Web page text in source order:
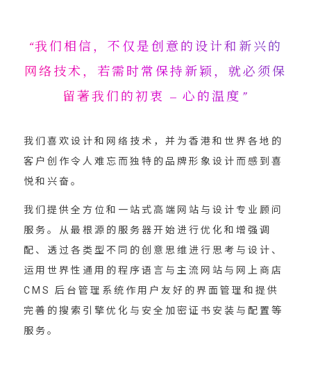
“我们相信，不仅是创意的设计和新兴的
网络技术，若需时常保持新颖，就必须保
留著我们的初衷 – 心的温度”
我们喜欢设计和网络技术，并为香港和世界各地的
客户创作令人难忘而独特的品牌形象设计而感到喜
悦和兴奋。
我们提供全方位和一站式高端网站与设计专业顾问
服务。从最根源的服务器开始进行优化和增强调
配、透过各类型不同的创意思维进行思考与设计、
运用世界性通用的程序语言与主流网站与网上商店
CMS 后台管理系统作用户友好的界面管理和提供
完善的搜索引擎优化与安全加密证书安装与配置等
服务。